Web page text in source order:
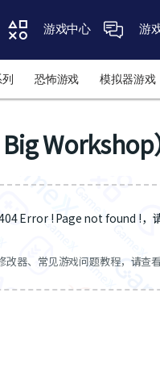
游戏中心 游
恐怖游戏 模拟器游戏
Workshop
Error ! Page not found !，
改器、常见游戏问题教程，请查